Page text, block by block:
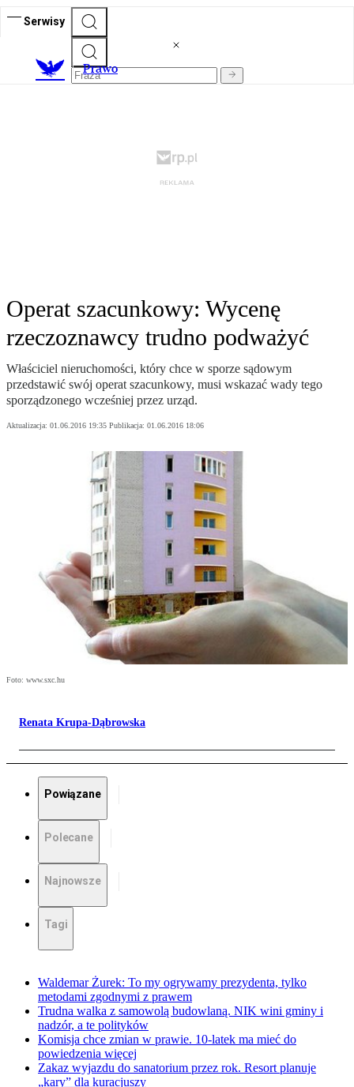
Serwisy
Prawo
Operat szacunkowy: Wycenę
rzeczoznawcy trudno podważyć
Właściciel nieruchomości, który chce w sporze sądowym
przedstawić swój operat szacunkowy, musi wskazać wady tego
sporządzonego wcześniej przez urząd.
Aktualizacja: 01.06.2016 19:35 Publikacja: 01.06.2016 18:06
Foto: www.sxc.hu
Renata Krupa-Dąbrowska
Powiązane
Polecane
Najnowsze
Tagi
Waldemar Żurek: To my ogrywamy prezydenta, tylko
metodami zgodnymi z prawem
Trudna walka z samowolą budowlaną. NIK wini gminy i
nadzór, a te polityków
Komisja chce zmian w prawie. 10-latek ma mieć do
powiedzenia więcej
Zakaz wyjazdu do sanatorium przez rok. Resort planuje
„kary” dla kuracjuszy